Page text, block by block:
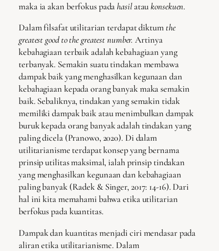
maka ia akan berfokus padahasilataukonsekuen.
Dalam filsafat utilitarian terdapat diktum the
greatest good to the greatest number.Artinya
kebahagiaan terbaik adalah kebahagiaan yang
terbanyak. Semakin suatu tindakan membawa
dampak baik yang menghasilkan kegunaan dan
kebahagiaan kepada orang banyak maka semakin
baik. Sebaliknya, tindakan yang semakin tidak
memiliki dampak baik atau menimbulkan dampak
buruk kepada orang banyak adalah tindakan yang
paling dicela (Pranowo, 2020). Di dalam
utilitarianisme terdapat konsep yang bernama
prinsip utilitas maksimal, ialah prinsip tindakan
yang menghasilkan kegunaan dan kebahagiaan
paling banyak (Radek & Singer, 2017: 14-16). Dari
hal ini kita memahami bahwa etika utilitarian
berfokus pada kuantitas.
Dampak dan kuantitas menjadi ciri mendasar pada
aliran etika utilitarianisme. Dalam